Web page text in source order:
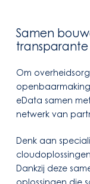
Samen
Om
eData samen
netwerk van
Denk aan
Dankzij deze
oplossingen die